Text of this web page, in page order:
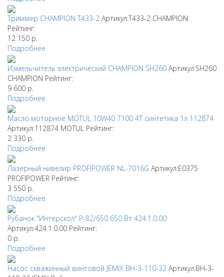
Триммер CHAMPION T433-2 Артикул:T433-2 CHAMPION
Рейтинг:
12 150 р.
Подробнее
Измельчитель электрический CHAMPION SH260 Артикул:SH260
CHAMPION Рейтинг:
9 600 р.
Подробнее
Масло моторное MOTUL 10W40 7100 4T синтетика 1л 112874
Артикул:112874 MOTUL Рейтинг:
2 330 р.
Подробнее
Лазерный нивелир PROFIPOWER NL-7016G Артикул:E0375
PROFIPOWER Рейтинг:
3 550 р.
Подробнее
Рубанок "Интерскол" Р-82/650 650 Вт 424.1.0.00
Артикул:424.1.0.00 Рейтинг:
0 р.
Подробнее
Насос скважинный винтовой JEMIX ВН-3-110-32 Артикул:ВН-3-